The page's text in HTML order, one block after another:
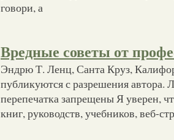
говори, а
Вредные советы от
Эндрю Т. Ленц, Санта Круз,
публикуются с разрешения автора.
перепечатка запрещены Я уверен,
книг, руководств, учебников, веб-